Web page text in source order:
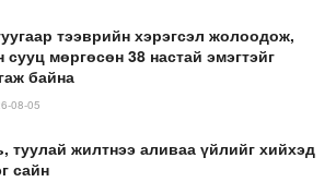
тээврийн хэрэгсэл жолоодож,
сууц мөргөсөн 38 настай эмэгтэйг
байна
08-05
туулай жилтнээ аливаа үйлийг хийхэд
сайн